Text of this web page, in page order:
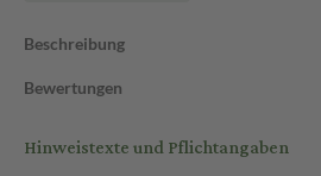
Beschreibung
Bewertungen
Hinweistexte und Pflichtangaben